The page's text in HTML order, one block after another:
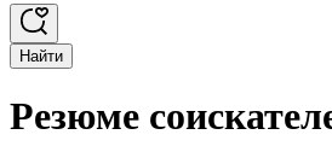
Найти
Резюме